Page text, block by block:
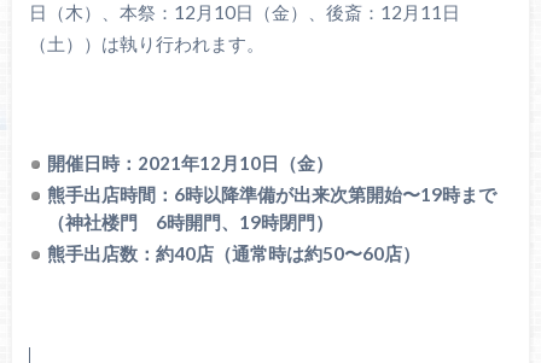
日（木）、本祭：12月10日（金）、後斎：12月11日
（土））は執り行われます。
開催日時：2021年12月10日（金）
熊手出店時間：6時以降準備が出来次第開始〜19時まで
（神社楼門 6時開門、19時閉門）
熊手出店数：約40店（通常時は約50〜60店）